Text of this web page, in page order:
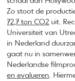
Zo stoot de
72,7 ton CO2 uit.
Universiteit van
in Nederland
gaat nu in
Nederlandse
en evalueren.